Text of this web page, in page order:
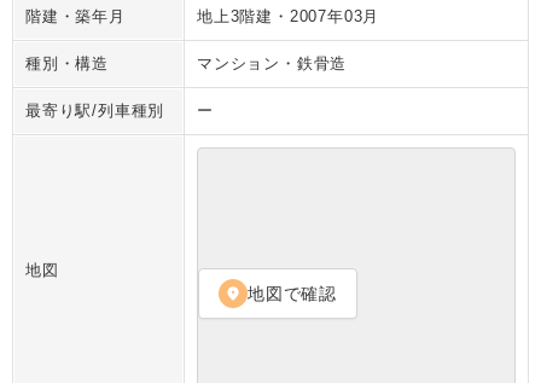
階建・築年月 地上3階建 ・ 2007年03月
種別・構造 マンション ・ 鉄骨造
最寄り駅/列車種別 ー
地図
location_on 地図で確認